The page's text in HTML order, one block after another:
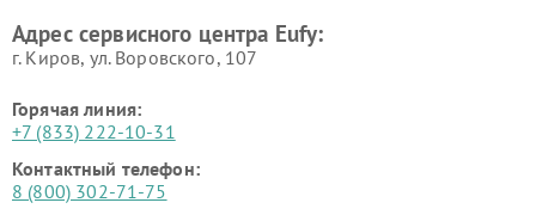
Адрес сервисного центра Eufy:
г. Киров, ул. Воровского, 107
Горячая линия:
+7 (833) 222-10-31
Контактный телефон:
8 (800) 302-71-75